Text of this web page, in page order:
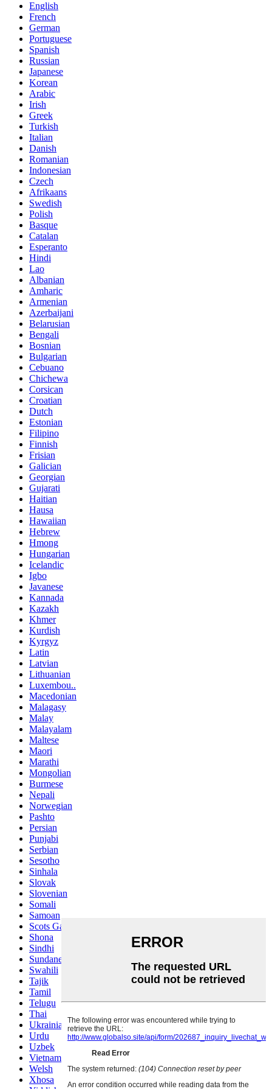
English
French
German
Portuguese
Spanish
Russian
Japanese
Korean
Arabic
Irish
Greek
Turkish
Italian
Danish
Romanian
Indonesian
Czech
Afrikaans
Swedish
Polish
Basque
Catalan
Esperanto
Hindi
Lao
Albanian
Amharic
Armenian
Azerbaijani
Belarusian
Bengali
Bosnian
Bulgarian
Cebuano
Chichewa
Corsican
Croatian
Dutch
Estonian
Filipino
Finnish
Frisian
Galician
Georgian
Gujarati
Haitian
Hausa
Hawaiian
Hebrew
Hmong
Hungarian
Icelandic
Igbo
Javanese
Kannada
Kazakh
Khmer
Kurdish
Kyrgyz
Latin
Latvian
Lithuanian
Luxembou..
Macedonian
Malagasy
Malay
Malayalam
Maltese
Maori
Marathi
Mongolian
Burmese
Nepali
Norwegian
Pashto
Persian
Punjabi
Serbian
Sesotho
Sinhala
Slovak
Slovenian
Somali
Samoan
Scots Gaelic
Shona
Sindhi
Sundanese
Swahili
Tajik
Tamil
Telugu
Thai
Ukrainian
Urdu
Uzbek
Vietnamese
Welsh
Xhosa